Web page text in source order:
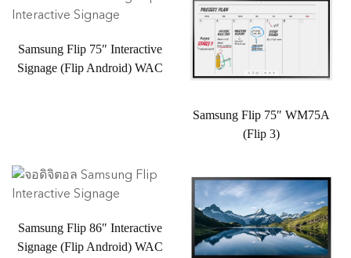
Samsung Flip 75″ Interactive
Signage (Flip Android) WAC
Samsung Flip 75″ WM75A
(Flip 3)
Samsung Flip 86″ Interactive
Signage (Flip Android) WAC